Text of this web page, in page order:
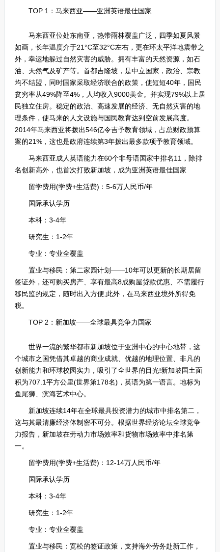
TOP 1：马来西亚——亚洲英语最佳国家
马来西亚位处东南亚，热带雨林覆盖广泛，四季如夏风景
如画，长年温度介于21°C至32°C左右，更在环太平洋地震带之
外，幸运地躲过自然灾害的威胁。拥有丰富的天然资源，如石
油、天然气及矿产等。首都吉隆坡，是中立国家，政治、宗教
均不结盟，同时国家采取经济联合的政策，使短短40年，国民
贫穷率从49%降至4%，人均收入9000美金。并实现79%以上居
民独立住房。稳定的政治、高速发展的经济、无自然灾害的地
理条件，使马来的人文设施与国民教育达到空前发展高度。
2014年马来西亚将拨出546亿令吉予教育领域，占总财政预算
案的21%，这也是政府连续第3年拨出最多款项予教育领域。
马来西亚成人英语能力在60个非母语国家中排名11，除排
名创新高外，也首次打败新加坡，成为亚洲英语最佳国家
留学费用(学费+生活费)：5-6万人民币/年
国际承认学历
本科：3-4年
研究生：1-2年
专业：专业全覆盖
置业与移民：第二家园计划——10年可以更新的长期居留
签证外，还可购买房产、享有最高8成购屋贷款优惠、不需履行
移民监的规定，随时出入方便;此外，在马来西亚境外所得免
税。
TOP 2：新加坡——全球最具竞争力国家
世界一流的繁华都市新加坡位于亚洲中心的中心地带，这
个城市之国凭借其卓越的商业成就、优越的地理位置、非凡的
创新能力和环球校园实力，吸引了全世界的目光!新加坡国土面
积为707.1平方公里(世界第178名)，英语为第一语言。地标为
鱼尾狮、滨海艺术中心。
新加坡连续14年在全球最具投资潜力的城市中排名第二，
这与其最清廉经济体制密不可分。根据世界经济论坛全球竞争
力报告，新加坡在劳动力市场效率和货物市场效率中排名第
一。
留学费用(学费+生活费)：12-14万人民币/年
国际承认学历
本科：3-4年
研究生：1-2年
专业：专业全覆盖
置业与移民：宽松的签证政策，支持海外劳务赴新工作，